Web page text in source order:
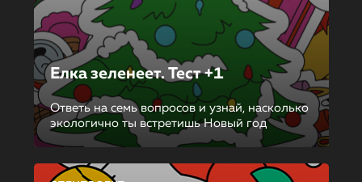
Елка зеленеет. Тест +1
Ответь на семь вопросов и узнай, насколько
экологично ты встретишь Новый год